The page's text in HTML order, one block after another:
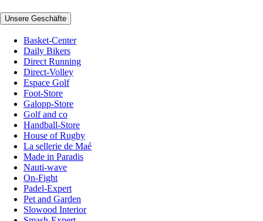
Unsere Geschäfte
Basket-Center
Daily Bikers
Direct Running
Direct-Volley
Espace Golf
Foot-Store
Galopp-Store
Golf and co
Handball-Store
House of Rugby
La sellerie de Maé
Made in Paradis
Nauti-wave
On-Fight
Padel-Expert
Pet and Garden
Slowood Interior